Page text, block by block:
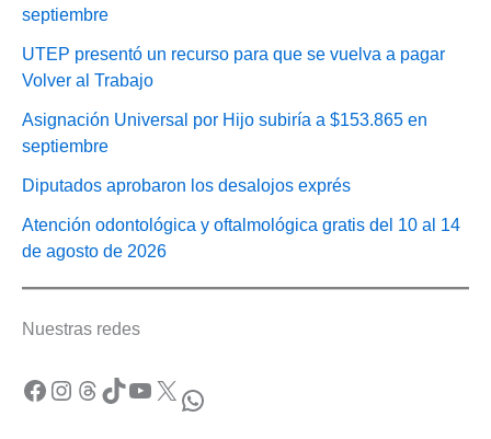
septiembre
UTEP presentó un recurso para que se vuelva a pagar
Volver al Trabajo
Asignación Universal por Hijo subiría a $153.865 en
septiembre
Diputados aprobaron los desalojos exprés
Atención odontológica y oftalmológica gratis del 10 al 14
de agosto de 2026
Nuestras redes
Facebook Instagram Threads TikTok YouTube X WhatsApp